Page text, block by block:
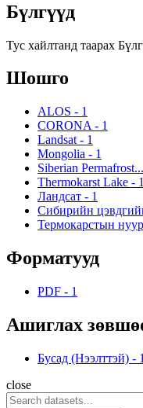
Бүлгүүд
Тус хайлтанд таарах
Шошго
ALOS - 1
CORONA - 1
Landsat - 1
Mongolia - 1
Siberian Permafrost...
Thermokarst Lake - 1
Ландсат - 1
Сибирийн
Термокарстын нуур
Форматууд
PDF - 1
Ашиглах
Бусад (Нээлттэй) - 1
close